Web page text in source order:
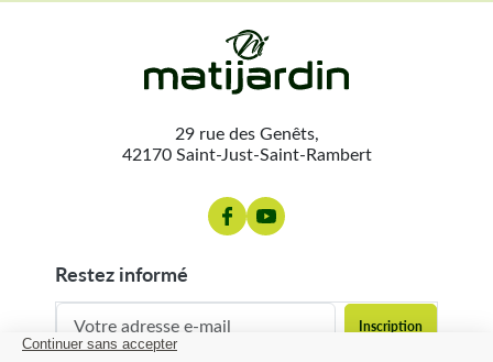
29 rue des Genêts,
42170 Saint-Just-Saint-Rambert
restez informé